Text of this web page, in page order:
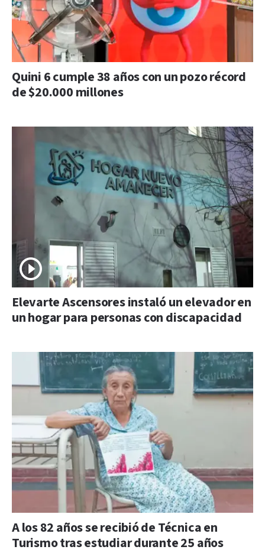
Quini 6 cumple 38 años con un pozo récord
de $20.000 millones
Elevarte Ascensores instaló un elevador en
un hogar para personas con discapacidad
A los 82 años se recibió de Técnica en
Turismo tras estudiar durante 25 años